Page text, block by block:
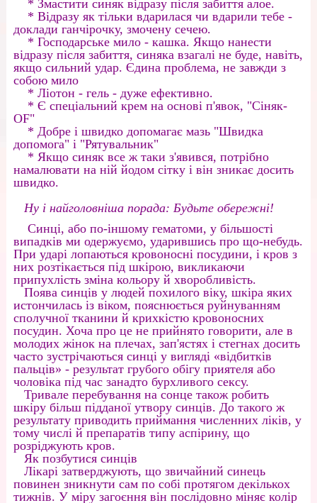
* Змастити синяк відразу після забиття алое.
* Відразу як тільки вдарилася чи вдарили тебе -
доклади ганчірочку, змочену сечею.
* Господарське мило - кашка. Якщо нанести
відразу після забиття, синяка взагалі не буде, навіть,
якщо сильний удар. Єдина проблема, не завжди з
собою мило
* Ліотон - гель - дуже ефективно.
* Є спеціальний крем на основі п'явок, "Cіняк-
OF"
* Добре і швидко допомагає мазь "Швидка
допомога" і "Рятувальник"
* Якщо синяк все ж таки з'явився, потрібно
намалювати на ній йодом сітку і він зникає досить
швидко.
Ну і найголовніша порада: Будьте обережні!
Синці, або по-іншому гематоми, у більшості
випадків ми одержуємо, ударившись про що-небудь.
При ударі лопаються кровоносні посудини, і кров з
них розтікається під шкірою, викликаючи
припухлість зміна кольору й хворобливість.
Поява синців у людей похилого віку, шкіра яких
истончилась із віком, пояснюється руйнуванням
сполучної тканини й крихкістю кровоносних
посудин. Хоча про це не прийнято говорити, але в
молодих жінок на плечах, зап'ястях і стегнах досить
часто зустрічаються синці у вигляді «відбитків
пальців» - результат грубого обігу приятеля або
чоловіка під час занадто бурхливого сексу.
Тривале перебування на сонце також робить
шкіру більш підданої утвору синців. До такого ж
результату приводить приймання численних ліків, у
тому числі й препаратів типу аспірину, що
розріджують кров.
Як позбутися синців
Лікарі затверджують, що звичайний синець
повинен зникнути сам по собі протягом декількох
тижнів. У міру загоєння він послідовно міняє колір